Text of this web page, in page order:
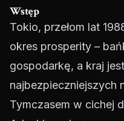
Wstęp
Tokio, przełom lat
okres prosperity –
gospodarkę, a kraj
najbezpieczniejszych
Tymczasem w cichej